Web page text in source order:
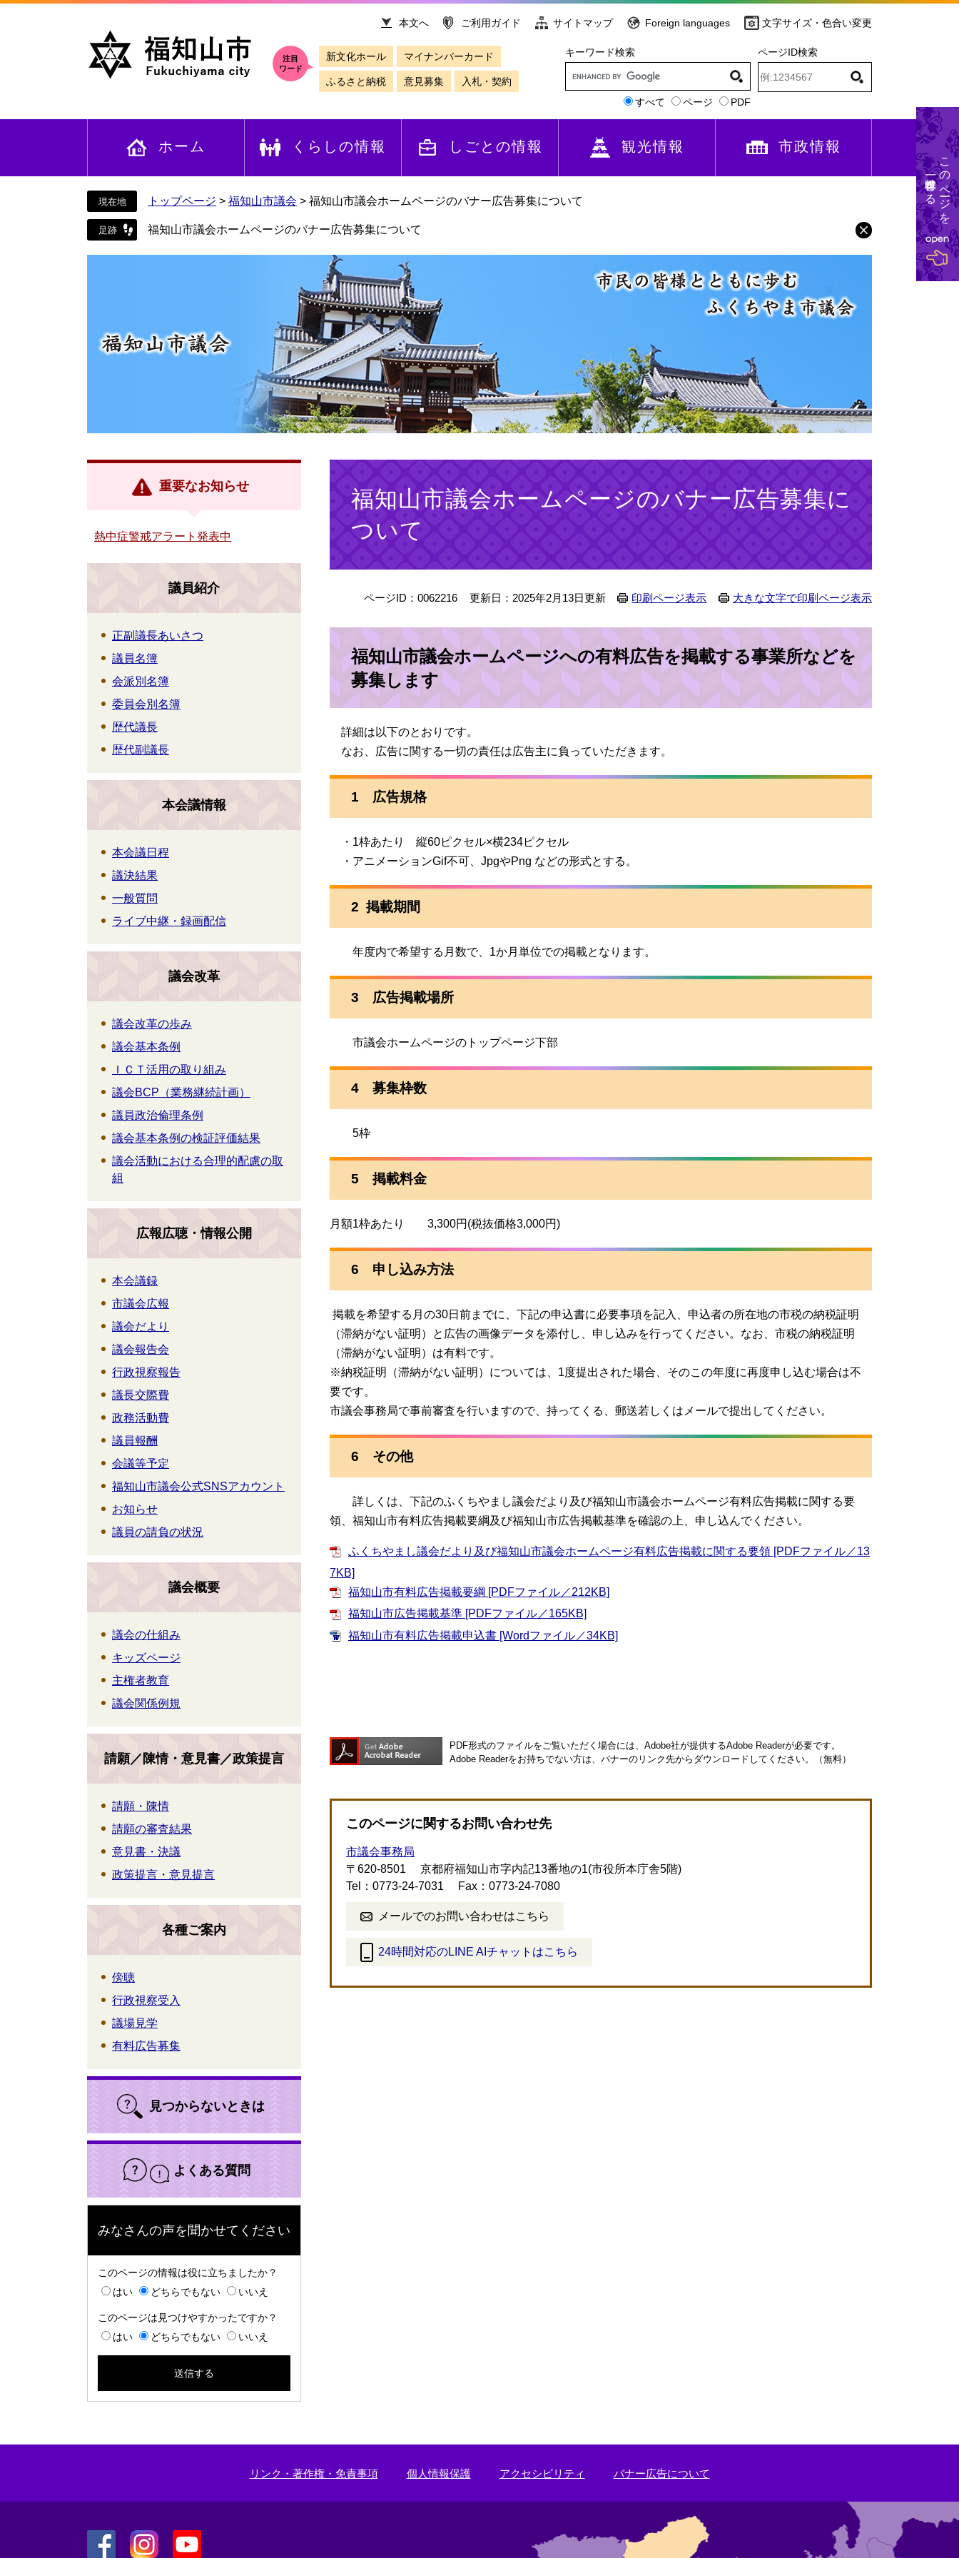
文
本文へ ご利用ガイド サイトマップ Foreign languages 文字サイズ・色合い変更
注目
ワード
新文化ホール マイナンバーカード
ふるさと納税 意見募集 入札・契約
キーワード検索
すべて ページ PDF
ページID検索
ホーム くらしの情報 しごとの情報 観光情報 市政情報
トップページ > 福知山市議会 > 福知山市議会ホームページのバナー広告募集について
福知山市議会ホームページのバナー広告募集について
福知山市議会ホームページのバナー広告募集に
ついて
ページID：0062216 更新日：2025年2月13日更新 印刷ページ表示 大きな文字で印刷ページ表示
福知山市議会ホームページへの有料広告を掲載する事業所などを
募集します
詳細は以下のとおりです。
なお、広告に関する一切の責任は広告主に負っていただきます。
1 広告規格
・1枠あたり 縦60ピクセル×横234ピクセル
・アニメーションGif不可、JpgやPng などの形式とする。
2 掲載期間
年度内で希望する月数で、1か月単位での掲載となります。
3 広告掲載場所
市議会ホームページのトップページ下部
4 募集枠数
5枠
5 掲載料金
月額1枠あたり 3,300円(税抜価格3,000円)
6 申し込み方法
掲載を希望する月の30日前までに、下記の申込書に必要事項を記入、申込者の所在地の市税の納税証明
（滞納がない証明）と広告の画像データを添付し、申し込みを行ってください。なお、市税の納税証明
（滞納がない証明）は有料です。
※納税証明（滞納がない証明）については、1度提出された場合、そのこの年度に再度申し込む場合は不
要です。
市議会事務局で事前審査を行いますので、持ってくる、郵送若しくはメールで提出してください。
6 その他
詳しくは、下記のふくちやまし議会だより及び福知山市議会ホームページ有料広告掲載に関する要
領、福知山市有料広告掲載要綱及び福知山市広告掲載基準を確認の上、申し込んでください。
ふくちやまし議会だより及び福知山市議会ホームページ有料広告掲載に関する要領 [PDFファイル／13
7KB]
福知山市有料広告掲載要綱 [PDFファイル／212KB]
福知山市広告掲載基準 [PDFファイル／165KB]
福知山市有料広告掲載申込書 [Wordファイル／34KB]
PDF形式のファイルをご覧いただく場合には、Adobe社が提供するAdobe Readerが必要です。
Adobe Readerをお持ちでない方は、バナーのリンク先からダウンロードしてください。（無料）
このページに関するお問い合わせ先
市議会事務局
〒620-8501
京都府福知山市字内記13番地の1(市役所本庁舎5階)
Tel：0773-24-7031
Fax：0773-24-7080
メールでのお問い合わせはこちら
24時間対応のLINE AIチャットはこちら
外
重要なお知らせ
熱中症警戒アラート発表中
議員紹介
正副議長あいさつ
議員名簿
会派別名簿
委員会別名簿
歴代議長
歴代副議長
本会議情報
本会議日程
議決結果
一般質問
ライブ中継・録画配信
議会改革
議会改革の歩み
議会基本条例
ＩＣＴ活用の取り組み
議会BCP（業務継続計画）
議員政治倫理条例
議会基本条例の検証評価結果
議会活動における合理的配慮の取
組
広報広聴・情報公開
本会議録
市議会広報
議会だより
議会報告会
行政視察報告
議長交際費
政務活動費
議員報酬
会議等予定
福知山市議会公式SNSアカウント
お知らせ
議員の請負の状況
議会概要
議会の仕組み
キッズページ
主権者教育
議会関係例規
請願／陳情・意見書／政策提言
請願・陳情
請願の審査結果
意見書・決議
政策提言・意見提言
各種ご案内
傍聴
行政視察受入
議場見学
有料広告募集
見つからないときは
よくある質問
みなさんの声を聞かせてください
このページの情報は役に立ちましたか？
はい
どちらでもない いいえ
このページは見つけやすかったですか？
はい
どちらでもない いいえ
リンク・著作権・免責事項 個人情報保護 アクセシビリティ バナー広告について
このページを
一時保存する